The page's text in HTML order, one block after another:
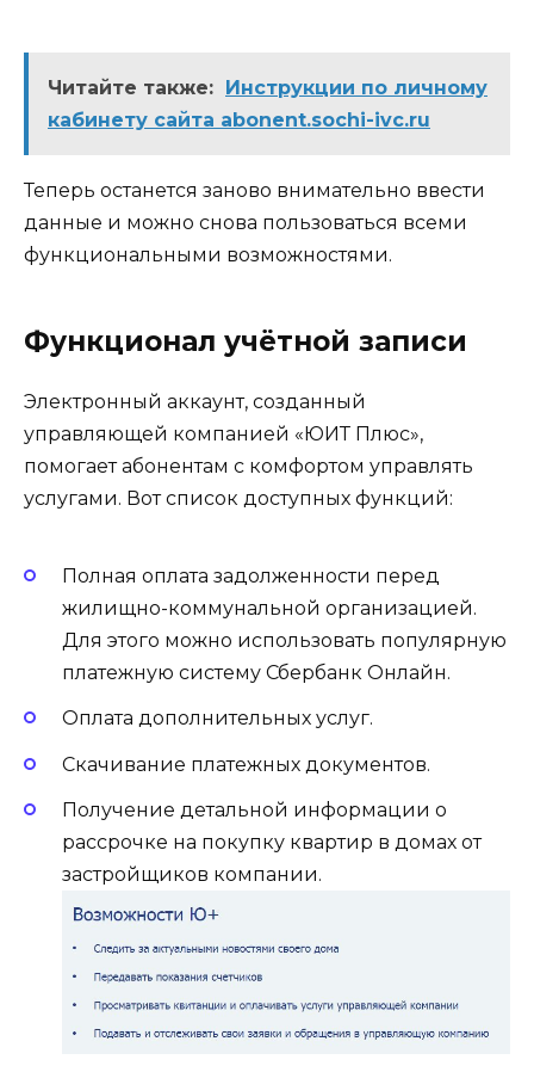
Читайте также: Инструкции по личному
кабинету сайта abonent.sochi-ivc.ru
Теперь останется заново внимательно ввести
данные и можно снова пользоваться всеми
функциональными возможностями.
Функционал учётной записи
Электронный аккаунт, созданный
управляющей компанией «ЮИТ Плюс»,
помогает абонентам с комфортом управлять
услугами. Вот список доступных функций:
Полная оплата задолженности перед
жилищно-коммунальной организацией.
Для этого можно использовать популярную
платежную систему Сбербанк Онлайн.
Оплата дополнительных услуг.
Скачивание платежных документов.
Получение детальной информации о
рассрочке на покупку квартир в домах от
застройщиков компании.